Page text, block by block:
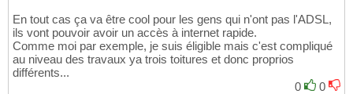
En tout cas ça va être cool pour les gens qui n'ont pas l'ADSL,
ils vont pouvoir avoir un accès à internet rapide.
Comme moi par exemple, je suis éligible mais c'est compliqué
au niveau des travaux ya trois toitures et donc proprios
différents...
0
0